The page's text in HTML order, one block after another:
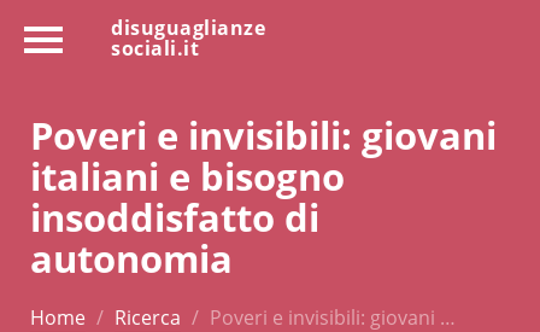
disuguaglianze
sociali.it
Poveri e invisibili: giovani
italiani e bisogno
insoddisfatto di
autonomia
Home Ricerca Poveri e invisibili: giovani …